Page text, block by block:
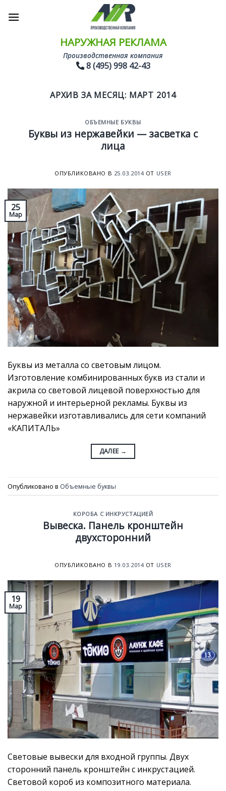
НАРУЖНАЯ РЕКЛАМА
Производственная компания
8 (495) 998 42-43
АРХИВ ЗА МЕСЯЦ: МАРТ 2014
ОБЪЕМНЫЕ БУКВЫ
Буквы из нержавейки — засветка с
лица
ОПУБЛИКОВАНО В 25.03.2014ОТ USER
25
Мар
Буквы из металла со световым лицом.
Изготовление комбинированных букв из стали и
акрила со световой лицевой поверхностью для
наружной и интерьерной рекламы. Буквы из
нержавейки изготавливались для сети компаний
«КАПИТАЛЬ»
ДАЛЕЕ →
Опубликовано в Объемные буквы
КОРОБА С ИНКРУСТАЦИЕЙ
Вывеска. Панель кронштейн
двухсторонний
ОПУБЛИКОВАНО В 19.03.2014ОТ USER
19
Мар
Световые вывески для входной группы. Двух
сторонний панель кронштейн с инкрустацией.
Световой короб из композитного материала.